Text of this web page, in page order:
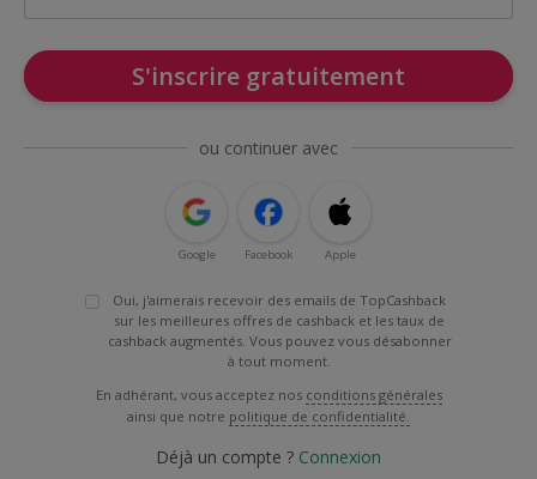
S'inscrire gratuitement
ou continuer avec
Google Facebook Apple
Oui, j'aimerais recevoir des emails de TopCashback
sur les meilleures offres de cashback et les taux de
cashback augmentés. Vous pouvez vous désabonner
à tout moment.
En adhérant, vous acceptez nos conditions générales
ainsi que notre politique de confidentialité.
Déjà un compte ? Connexion